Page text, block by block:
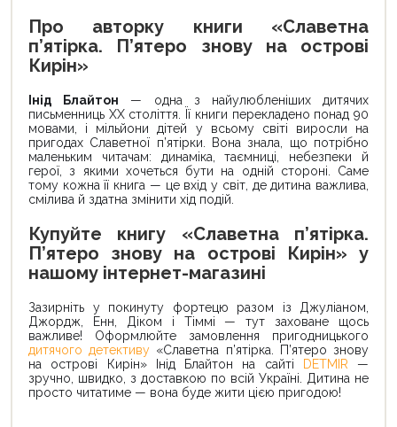
Про авторку книги «Славетна
п’ятірка. П’ятеро знову на острові
Кирін»
Інід Блайтон — одна з найулюбленіших дитячих
письменниць ХХ століття. Її книги перекладено понад 90
мовами, і мільйони дітей у всьому світі виросли на
пригодах Славетної п’ятірки. Вона знала, що потрібно
маленьким читачам: динаміка, таємниці, небезпеки й
герої, з якими хочеться бути на одній стороні. Саме
тому кожна її книга — це вхід у світ, де дитина важлива,
смілива й здатна змінити хід подій.
Купуйте книгу «Славетна п’ятірка.
П’ятеро знову на острові Кирін» у
нашому інтернет-магазині
Зазирніть у покинуту фортецю разом із Джуліаном,
Джордж, Енн, Діком і Тіммі — тут заховане щось
важливе! Оформлюйте замовлення пригодницького
дитячого детективу «Славетна п’ятірка. П’ятеро знову
на острові Кирін» Інід Блайтон на сайті
DETMIR —
зручно, швидко, з доставкою по всій Україні. Дитина не
просто читатиме — вона буде жити цією пригодою!